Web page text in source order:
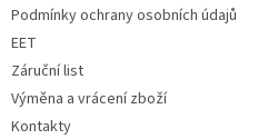
Podmínky ochrany osobních údajů
EET
Záruční list
Výměna a vrácení zboží
Kontakty